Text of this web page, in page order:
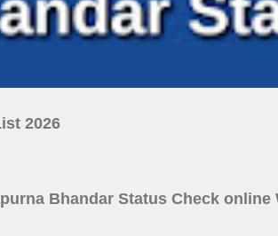
2026
। Annapurna Bhandar Status Check